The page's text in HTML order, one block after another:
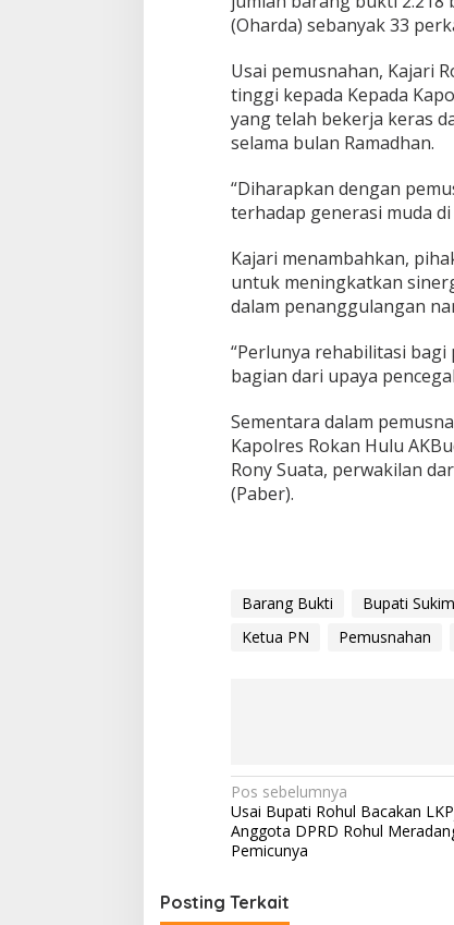
(Oharda) sebanyak 33
Usai pemusnahan, Kajari
tinggi kepada Kepada
yang telah bekerja keras
selama bulan Ramadhan.
“Diharapkan dengan
terhadap generasi muda
Kajari menambahkan,
untuk meningkatkan
dalam penanggulangan
“Perlunya rehabilitasi
bagian dari upaya
Sementara dalam
Kapolres Rokan Hulu
Rony Suata, perwakilan
(Paber).
Barang Bukti Bupati
Ketua PN
Pemusnahan
Navigasi
pos
Pos sebelumnya
Usai Bupati Rohul Bacakan
Anggota DPRD Rohul
Pemicunya
Posting Terkait